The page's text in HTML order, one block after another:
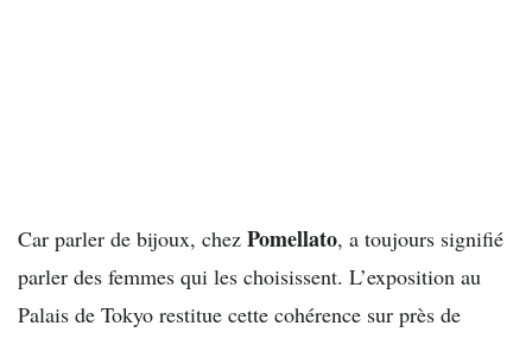
Car parler de bijoux, chez Pomellato, a toujours signifié
parler des femmes qui les choisissent. L’exposition au
Palais de Tokyo restitue cette cohérence sur près de